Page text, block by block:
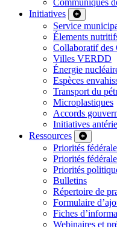
Initiatives
Service
Élements
Collaboratif des
Villes VERDD
Énergie
Espèces
Transport du
Microplastiques
Accords
Initiatives
Ressources
Priorités
Priorités
Priorités
Bulletins
Répertoire de
Formulaire
Fiches
Webinaires et